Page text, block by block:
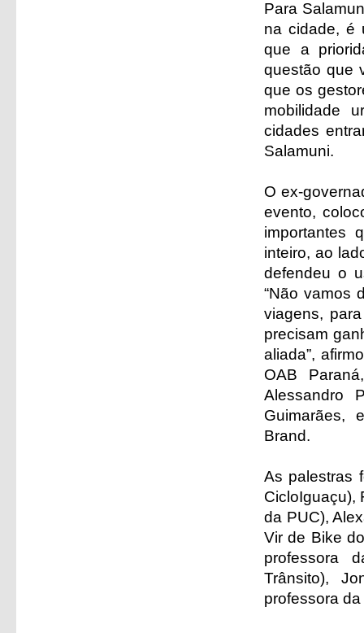
Para
na cidade, é
que a
questão que
que os
mobilidade
cidades
Salamuni.
O ex-
evento,
importantes
inteiro, ao
defendeu o
“Não vamos
viagens,
precisam
aliada”,
OAB
Alessandro
Guimarães,
Brand.
As palestras
CicloIguaçu),
da PUC),
Vir de Bike
professora
Trânsito),
professora